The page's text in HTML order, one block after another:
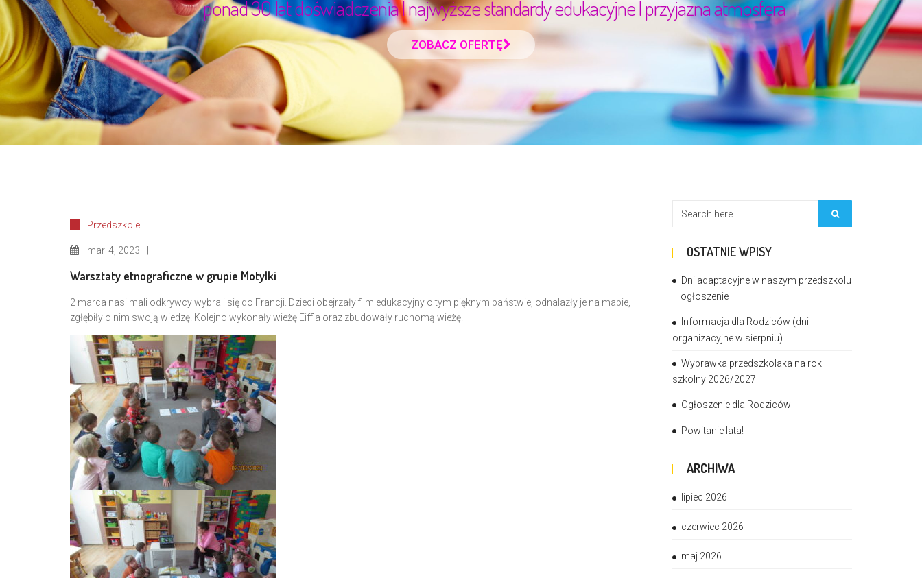
Przedszkole
mar 4, 2023
Warsztaty etnograficzne w grupie Motylki
2 marca nasi mali odkrywcy wybrali się do Francji. Dzieci obejrzały film edukacyjny o tym pięknym państwie, odnalazły je na mapie,
zgłębiły o nim swoją wiedzę. Kolejno wykonały wieżę Eiffla oraz zbudowały ruchomą wieżę.
OSTATNIE WPISY
Dni adaptacyjne w naszym przedszkolu
– ogłoszenie
Informacja dla Rodziców (dni
organizacyjne w sierpniu)
Wyprawka przedszkolaka na rok
szkolny 2026/2027
Ogłoszenie dla Rodziców
Powitanie lata!
ARCHIWA
lipiec 2026
czerwiec 2026
maj 2026